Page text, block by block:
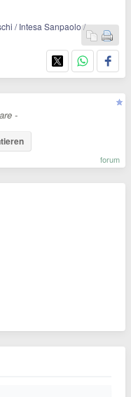
/ Intesa Sanpaolo /
-
forum